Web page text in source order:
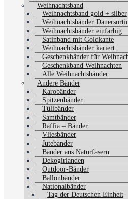
Weihnachtsband
Weihnachtsband gold + silber
Weihnachtsbänder
Weihnachtsbänder einfarbig
Satinband mit Goldkante
Weihnachtsbänder kariert
Geschenkbänder für
Geschenkband Weihnachten
Alle Weihnachtsbänder
Andere Bänder
Karobänder
Spitzenbänder
Tüllbänder
Samtbänder
Raffia – Bänder
Vliesbänder
Jutebänder
Bänder aus Naturfasern
Dekogirlanden
Outdoor-Bänder
Ballonbänder
Nationalbänder
Tag der Deutschen Einheit